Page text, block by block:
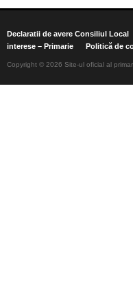
Declaratii de avere Consiliul Local
interese – Primarie
Politică de
Copyright © 2026 Site-ul oficial al